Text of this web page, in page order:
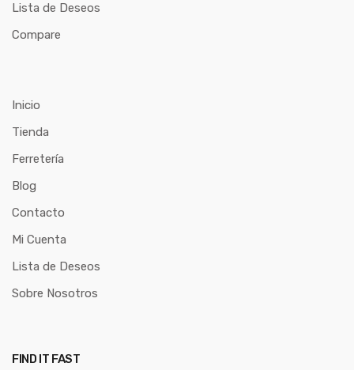
Lista de Deseos
Compare
Inicio
Tienda
Ferretería
Blog
Contacto
Mi Cuenta
Lista de Deseos
Sobre Nosotros
FIND IT FAST